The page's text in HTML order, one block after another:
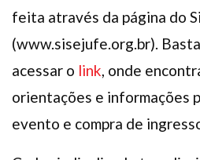
feita através da página do
(www.sisejufe.org.br).
acessar o link, onde
orientações e informações
evento e compra de